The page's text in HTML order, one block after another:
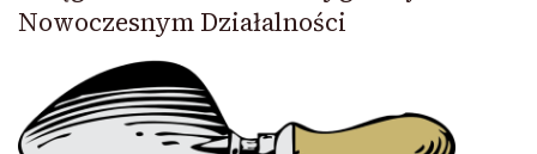
Nowoczesnym Działalności